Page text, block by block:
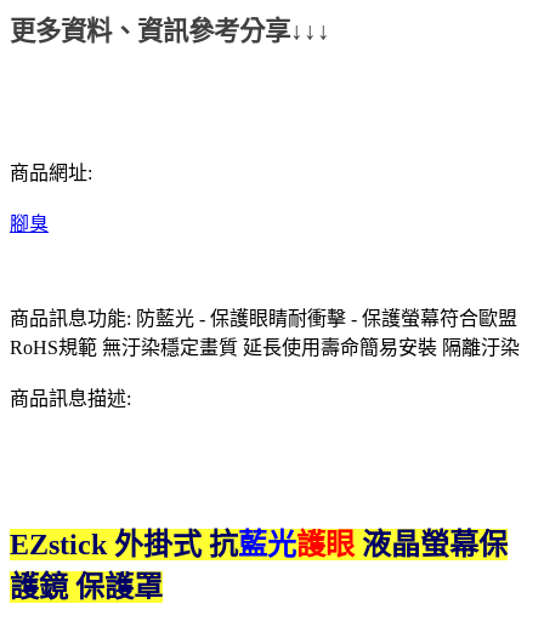
更多資料、資訊參考分享↓↓↓
商品網址:
腳臭
商品訊息功能: 防藍光 - 保護眼睛耐衝擊 - 保護螢幕符合歐盟
RoHS規範 無汙染穩定畫質 延長使用壽命簡易安裝 隔離汙染
商品訊息描述:
EZstick 外掛式 抗藍光護眼 液晶螢幕保
護鏡 保護罩